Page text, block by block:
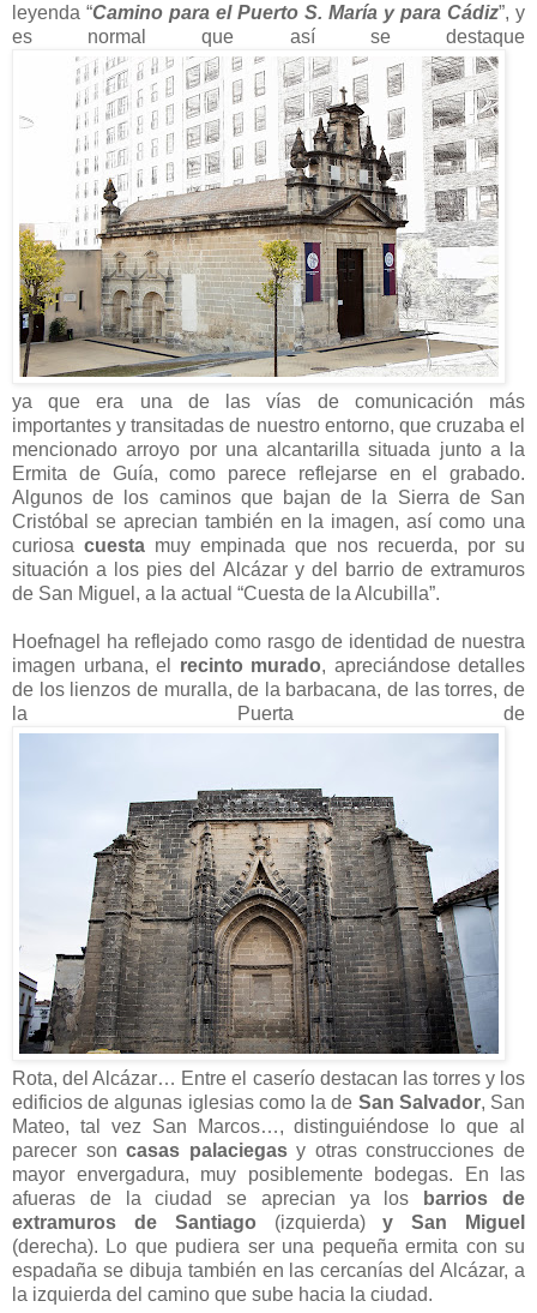
leyenda “Camino para el Puerto S. María y para Cádiz”, y
es normal que así se destaque
ya que era una de las vías de comunicación más
importantes y transitadas de nuestro entorno, que cruzaba el
mencionado arroyo por una alcantarilla situada junto a la
Ermita de Guía, como parece reflejarse en el grabado.
Algunos de los caminos que bajan de la Sierra de San
Cristóbal se aprecian también en la imagen, así como una
curiosa cuesta muy empinada que nos recuerda, por su
situación a los pies del Alcázar y del barrio de extramuros
de San Miguel, a la actual “Cuesta de la Alcubilla”.
Hoefnagel ha reflejado como rasgo de identidad de nuestra
imagen urbana, el recinto murado, apreciándose detalles
de los lienzos de muralla, de la barbacana, de las torres, de
la Puerta de
Rota, del Alcázar… Entre el caserío destacan las torres y los
edificios de algunas iglesias como la de San Salvador, San
Mateo, tal vez San Marcos…, distinguiéndose lo que al
parecer soncasas palaciegasy otras construcciones de
mayor envergadura, muy posiblemente bodegas. En las
afueras de la ciudad se aprecian ya los
barrios de
extramuros de Santiago (izquierda)y San Miguel
(derecha). Lo que pudiera ser una pequeña ermita con su
espadaña se dibuja también en las cercanías del Alcázar, a
la izquierda del camino que sube hacia la ciudad.